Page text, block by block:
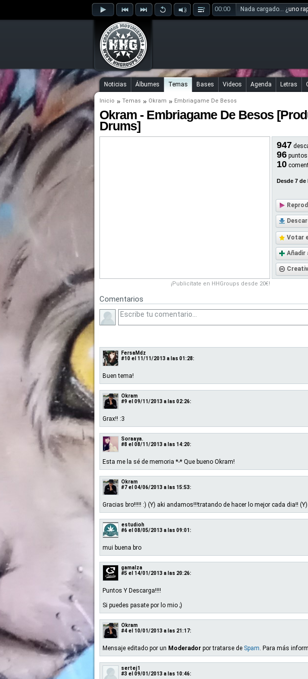
00:00 Nada cargado... ¿uno
Noticias Álbumes Temas Bases Videos Agenda Letras
Inicio Temas Okram Embriagame De Besos
Okram - Embriagame De Besos
Drums]
¡Publicítate en HHGroups desde 20€!
947
96 puntos
10
Desde 7 de
Votar
Añadir
Comentarios
FersaMdz
#10 el 11/11/2013 a las 01:28:
Buen tema!
Okram
#9 el 09/11/2013 a las 02:26:
Grax!! :3
Soraaya.
#8 el 08/11/2013 a las 14:20:
Esta me la sé de memoria *-* Que bueno Okram!
Okram
#7 el 04/06/2013 a las 15:53:
Gracias bro!!!!! :) (Y) aki andamos!!!tratando de hacer lo mejor cada dia!! (Y)
estudioh
#6 el 08/05/2013 a las 09:01:
mui buena bro
gamalza
#5 el 14/01/2013 a las 20:26:
Puntos Y Descarga!!!!
Si puedes pasate por lo mio ;)
Okram
#4 el 10/01/2013 a las 21:17:
Mensaje editado por un Moderador por tratarse de Spam. Para más
sertej1
#3 el 09/01/2013 a las 10:46: